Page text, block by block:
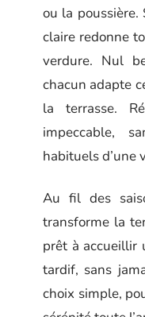
ou la poussière.
claire redonne
verdure. Nul
chacun adapte
la terrasse.
impeccable,
habituels d’une
Au fil des
transforme la
prêt à accueillir
tardif, sans
choix simple,